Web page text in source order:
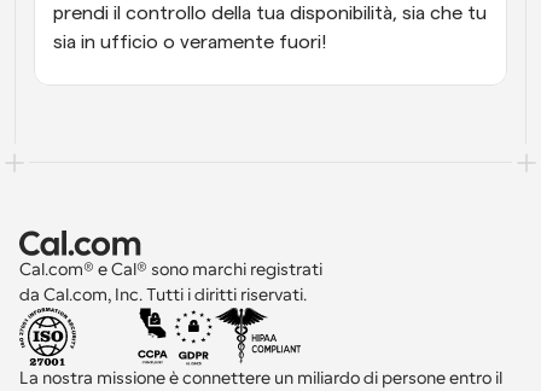
prendi il controllo della tua disponibilità, sia che tu
sia in ufficio o veramente fuori!
Cal.com® e Cal® sono marchi registrati
da Cal.com, Inc. Tutti i diritti riservati.
La nostra missione è connettere un miliardo di persone entro il